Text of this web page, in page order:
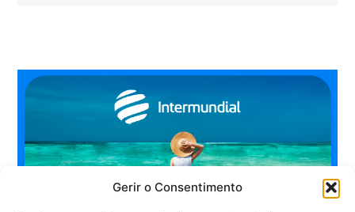
Gerir o Consentimento